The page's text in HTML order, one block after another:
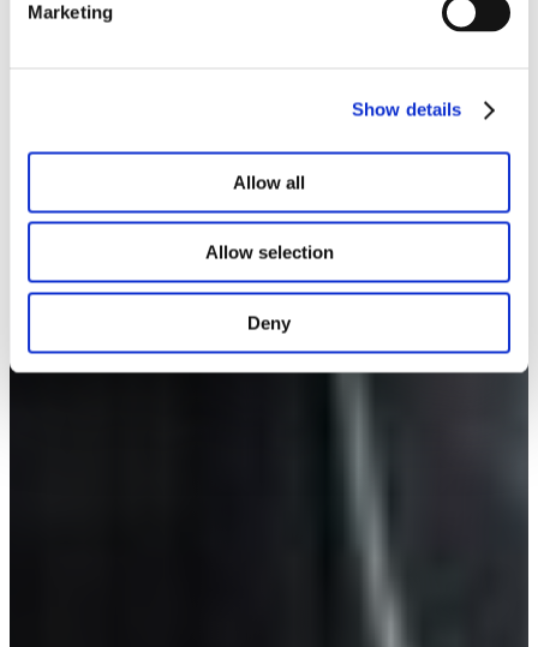
Marketing
Show details
Allow all
Allow selection
Deny